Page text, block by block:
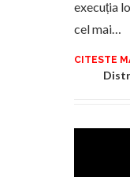
execuția
cel mai…
CITESTE